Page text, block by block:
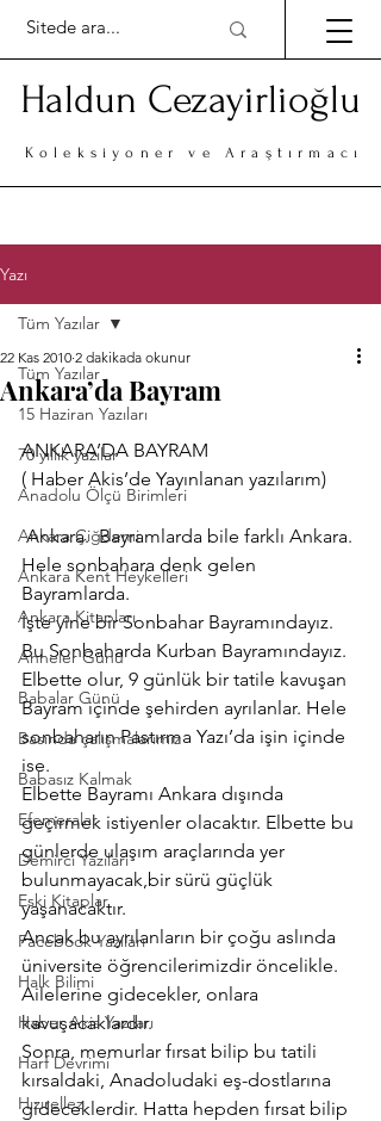
Haldun Cezayirlioğlu
Koleksiyoner ve Araştırmacı
Yazı
Tüm Yazılar
15 Haziran Yazıları
70 yıllık yazılar
Anadolu Ölçü Birimleri
Ankara Çiğdemi
Ankara Kent Heykelleri
Ankara Kitapları
Anneler Günü
Babalar Günü
Basında çalışmalarımız
Babasız Kalmak
Efemeralar
Demirci Yazıları
Eski Kitaplar
Facebook Yazıları
Halk Bilimi
Haber Akis Yazıları
Harf Devrimi
Hızırellez
Tüm Yazılar
Ankara’da Bayram
22 Kas 2010 2 dakikada okunur
ANKARA’DA BAYRAM
( Haber Akis’de Yayınlanan yazılarım)
Ankara.  Bayramlarda bile farklı Ankara.
Hele sonbahara denk gelen
Bayramlarda.
İşte yine bir Sonbahar Bayramındayız.
Bu Sonbaharda Kurban Bayramındayız.
Elbette olur, 9 günlük bir tatile kavuşan
Bayram içinde şehirden ayrılanlar. Hele
sonbaharın Pastırma Yazı’da işin içinde
ise.
Elbette Bayramı Ankara dışında
geçirmek istiyenler olacaktır. Elbette bu
günlerde ulaşım araçlarında yer
bulunmayacak,bir sürü güçlük
yaşanacaktır.
Ancak bu ayrılanların bir çoğu aslında
üniversite öğrencilerimizdir öncelikle.
Ailelerine gidecekler, onlara
kavuşacaklardır.
Sonra, memurlar fırsat bilip bu tatili
kırsaldaki, Anadoludaki eş-dostlarına
gideceklerdir. Hatta hepden fırsat bilip